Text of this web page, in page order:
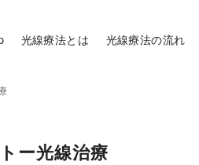
光線療法とは 光線療法の流れ
ー光線治療